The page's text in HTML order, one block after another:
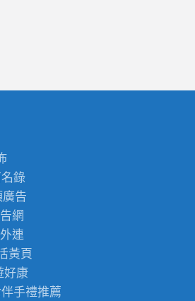
錄
告
網
連
黃頁
好康
伴手禮推薦